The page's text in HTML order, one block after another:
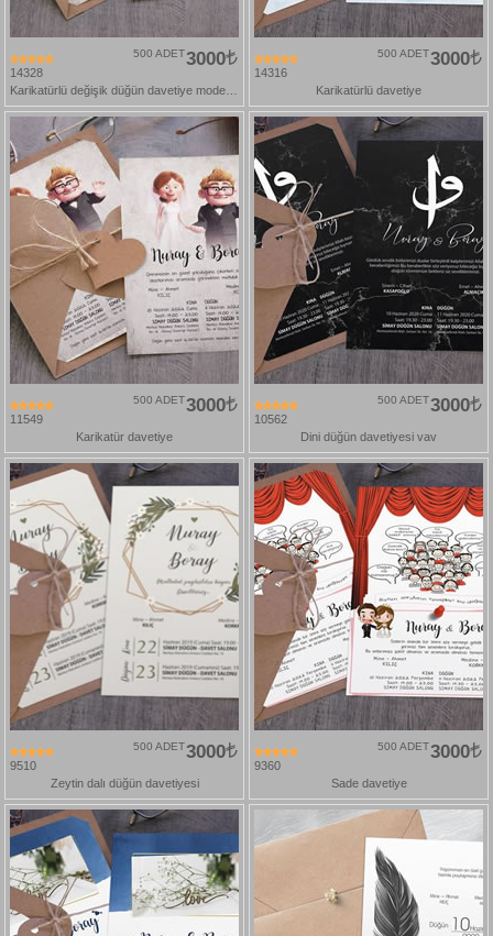
14328
3000
500 ADET
14316
3000
500 ADET
Karikatürlü davetiye
11549
3000
500 ADET
Karikatür davetiye
10562
3000
500 ADET
Dini düğün davetiyesi vav
9510
3000
500 ADET
Zeytin dalı düğün davetiyesi
9360
3000
500 ADET
Sade davetiye